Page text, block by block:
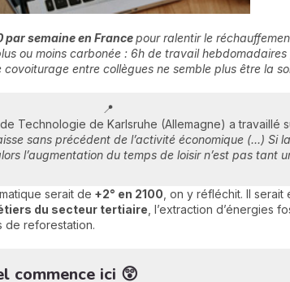
semaine en Francepour ralentir le
ou moins carbonée : 6h de travail
covoiturage entre collègues ne semble plus être la
📍
Technologie de Karlsruhe (Allemagne) a travaillé
sans précédent de l’activité économique (...) Si
l’augmentation du temps de loisir n’est pas tant
serait de +2° en 2100 , on y réfléchit. Il
du secteur tertiaire , l’extraction d’énergies
de reforestation.
commence ici 😲